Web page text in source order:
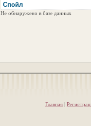
Спойл
Не обнаружено в базе данных
Главная |